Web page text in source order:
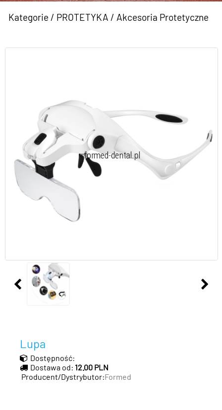
Kategorie / PROTETYKA / Akcesoria Protetyczne
Lupa
Dostępność:
Dostawa od: 12.00 PLN
Producent/Dystrybutor:Formed